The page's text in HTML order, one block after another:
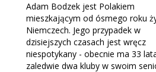
Adam Bodzek jest Polakiem
mieszkającym od ósmego roku
Niemczech. Jego przypadek w
dzisiejszych czasach jest wręcz
niespotykany - obecnie ma 33
zaledwie dwa kluby w swoim